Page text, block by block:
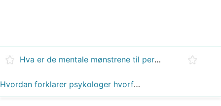
Hva er de mentale mønstrene til personer som har blitt diagnostisert med Lewy body demens?
Hvordan forklarer psykologer hvorfor aldring oppstår og hva er stadiene av døden som dør?